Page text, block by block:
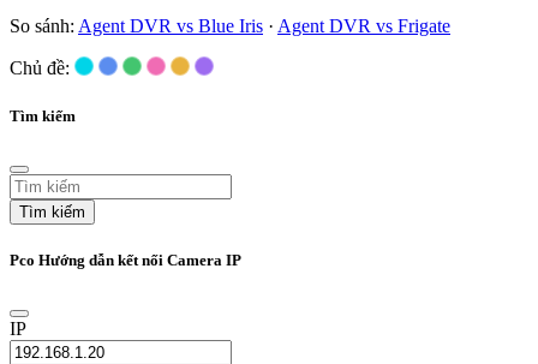
So sánh: Agent DVR vs Blue Iris · Agent DVR vs Frigate
Chủ đề:
Tìm kiếm
Tìm kiếm
Pco Hướng dẫn kết nối Camera IP
IP